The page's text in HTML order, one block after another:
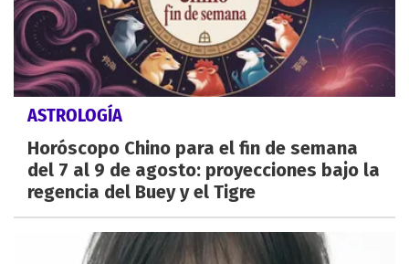
ASTROLOGÍA
Horóscopo Chino para el fin de semana
del 7 al 9 de agosto: proyecciones bajo la
regencia del Buey y el Tigre